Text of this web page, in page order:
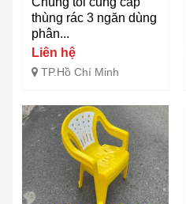
thùng rác 3 ngăn dùng
phân...
Liên hệ
TP.Hồ Chí Minh